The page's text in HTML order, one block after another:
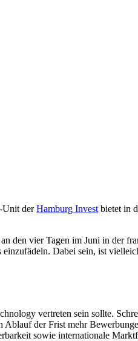
Unit derHamburg Invest bietet in
den vier Tagen im Juni in der
Dabei sein, ist
vertreten sein sollte.
der Frist mehr
sowie internationale